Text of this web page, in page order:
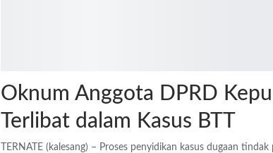
Oknum Anggota DPRD
Terlibat dalam Kasus BTT
TERNATE (kalesang) – Proses penyidikan kasus dugaan